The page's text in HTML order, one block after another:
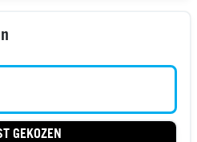
GEKOZEN